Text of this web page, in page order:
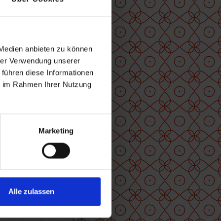
anbieten zu können
Verwendung unserer
diese Informationen
Rahmen Ihrer Nutzung
Marketing
Alle zulassen
an,